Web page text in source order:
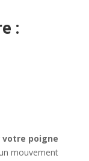
:
votre poigne
un mouvement